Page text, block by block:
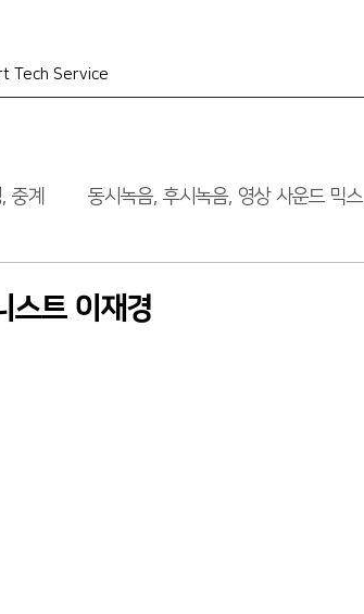
Tech Service
중계 동시녹음, 후시녹음, 영상 사운드 믹스
스트 이재경